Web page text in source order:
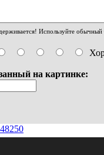
Используйте обычный
на картинке: